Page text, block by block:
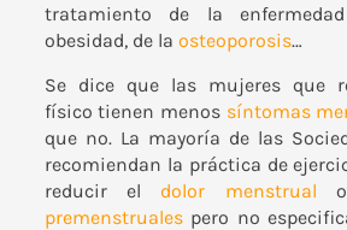
tratamiento de la enfermedad
obesidad, de la osteoporosis…
Se dice que las mujeres que
físico tienen menos síntomas
que no. La mayoría de las
recomiendan la práctica de
reducir el dolor menstrual
premenstrualespero no